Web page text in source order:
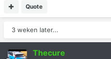
Quote
3 weken later...
Thecure